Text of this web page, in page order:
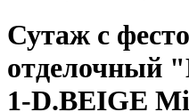
Сутаж с
отделочный
1-D.BEIGE